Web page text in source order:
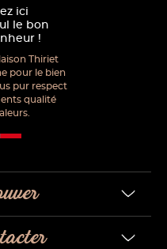
ici
le bon
!
Thiriet
pour le bien
pur respect
qualité